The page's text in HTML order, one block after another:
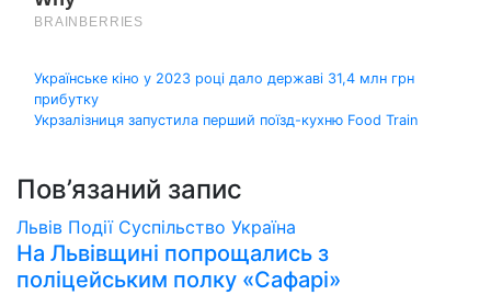
Навігація
записів
Українське кіно у 2023 році дало державі 31,4 млн грн
прибутку
Укрзалізниця запустила перший поїзд-кухню Food Train
Пов’язаний запис
Львів Події Суспільство Україна
На Львівщині попрощались з
поліцейським полку «Сафарі»